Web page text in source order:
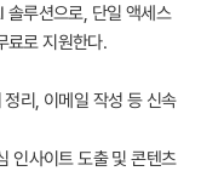
루션으로, 단일 액세스
료로 지원한다.
리, 이메일 작성 등 신속
인사이트 도출 및 콘텐츠